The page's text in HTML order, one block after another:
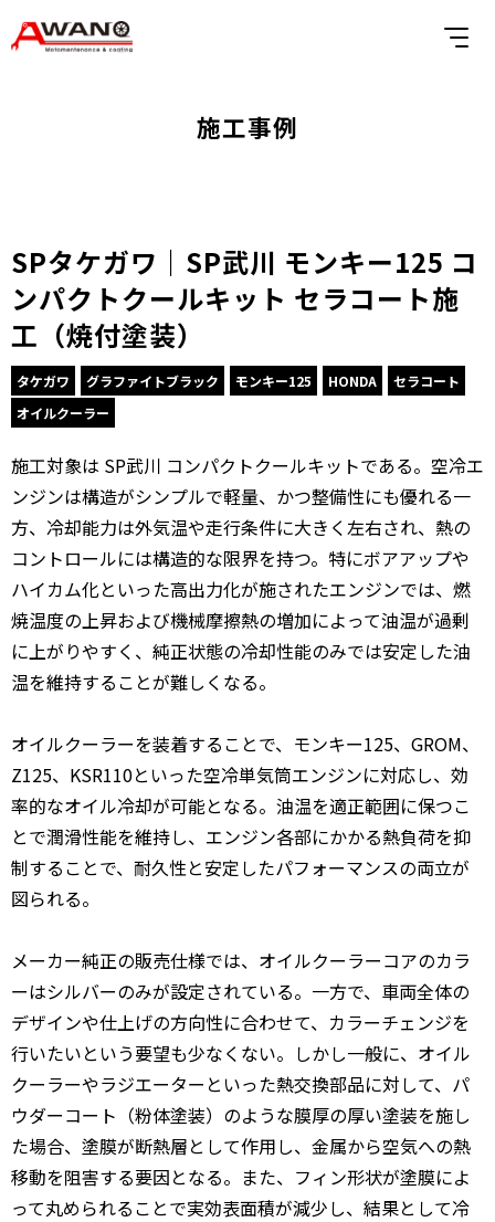
施工事例
SPタケガワ｜SP武川 モンキー125 コ
ンパクトクールキット セラコート施
工（焼付塗装）
タケガワ グラファイトブラック モンキー125 HONDA
セラコート
オイルクーラー
施工対象は SP武川 コンパクトクールキットである。空冷エ
ンジンは構造がシンプルで軽量、かつ整備性にも優れる一
方、冷却能力は外気温や走行条件に大きく左右され、熱の
コントロールには構造的な限界を持つ。特にボアアップや
ハイカム化といった高出力化が施されたエンジンでは、燃
焼温度の上昇および機械摩擦熱の増加によって油温が過剰
に上がりやすく、純正状態の冷却性能のみでは安定した油
温を維持することが難しくなる。
オイルクーラーを装着することで、モンキー125、GROM、
Z125、KSR110といった空冷単気筒エンジンに対応し、効
率的なオイル冷却が可能となる。油温を適正範囲に保つこ
とで潤滑性能を維持し、エンジン各部にかかる熱負荷を抑
制することで、耐久性と安定したパフォーマンスの両立が
図られる。
メーカー純正の販売仕様では、オイルクーラーコアのカラ
ーはシルバーのみが設定されている。一方で、車両全体の
デザインや仕上げの方向性に合わせて、カラーチェンジを
行いたいという要望も少なくない。しかし一般に、オイル
クーラーやラジエーターといった熱交換部品に対して、パ
ウダーコート（粉体塗装）のような膜厚の厚い塗装を施し
た場合、塗膜が断熱層として作用し、金属から空気への熱
移動を阻害する要因となる。また、フィン形状が塗膜によ
って丸められることで実効表面積が減少し、結果として冷